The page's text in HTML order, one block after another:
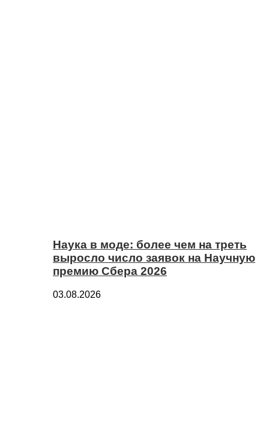
Наука в моде: более чем на треть
выросло число заявок на Научную
премию Сбера 2026
03.08.2026